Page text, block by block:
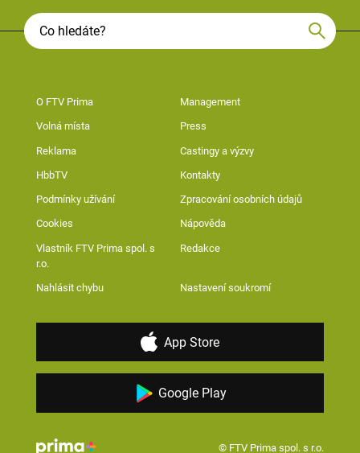
O FTV Prima Management
Volná místa Press
Reklama Castingy a výzvy
HbbTV Kontakty
Podmínky užívání Zpracování osobních údajů
Cookies Nápověda
Vlastník FTV Prima spol. s
r.o.
Redakce
Nahlásit chybu Nastavení soukromí
App Store
Google Play
© FTV Prima spol. s r.o.